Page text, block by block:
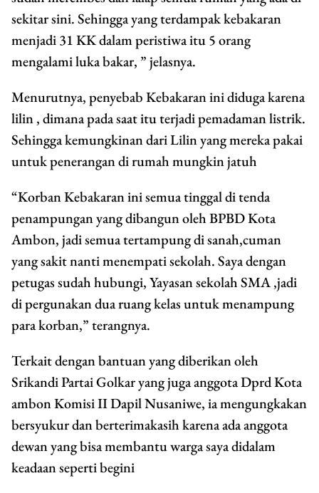
sekitar sini. Sehingga yang terdampak kebakaran
menjadi 31 KK dalam peristiwa itu 5 orang
mengalami luka bakar, ” jelasnya.
Menurutnya, penyebab Kebakaran ini diduga karena
lilin , dimana pada saat itu terjadi pemadaman listrik.
Sehingga kemungkinan dari Lilin yang mereka pakai
untuk penerangan di rumah mungkin jatuh
“Korban Kebakaran ini semua tinggal di tenda
penampungan yang dibangun oleh BPBD Kota
Ambon, jadi semua tertampung di sanah,cuman
yang sakit nanti menempati sekolah. Saya dengan
petugas sudah hubungi, Yayasan sekolah SMA ,jadi
di pergunakan dua ruang kelas untuk menampung
para korban,” terangnya.
Terkait dengan bantuan yang diberikan oleh
Srikandi Partai Golkar yang juga anggota Dprd Kota
ambon Komisi II Dapil Nusaniwe, ia mengungkakan
bersyukur dan berterimakasih karena ada anggota
dewan yang bisa membantu warga saya didalam
keadaan seperti begini